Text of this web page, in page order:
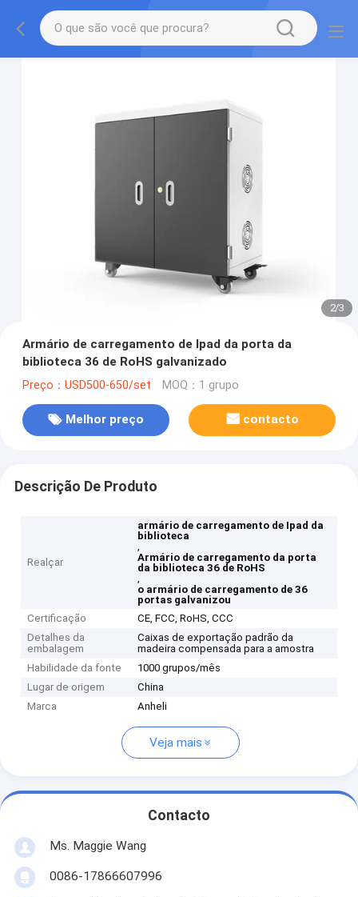
2/3
Armário de carregamento de Ipad da porta da
biblioteca 36 de RoHS galvanizado
Preço：USD500-650/set MOQ：1 grupo
Melhor preço contacto
Descrição De Produto
Realçar
armário de carregamento de Ipad da
biblioteca
,
Armário de carregamento da porta
da biblioteca 36 de RoHS
,
o armário de carregamento de 36
portas galvanizou
Certificação
CE, FCC, RoHS, CCC
Detalhes da
embalagem
Caixas de exportação padrão da
madeira compensada para a amostra
Habilidade da fonte
1000 grupos/mês
Lugar de origem
China
Marca
Anheli
Veja mais
Contacto
Ms. Maggie Wang
0086-17866607996